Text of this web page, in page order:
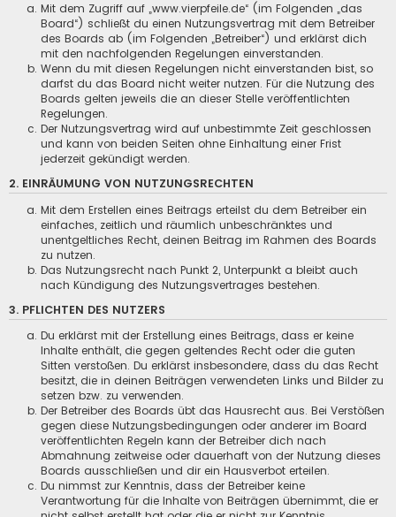
Mit dem Zugriff auf „www.vierpfeile.de“ (im Folgenden „das
Board“) schließt du einen Nutzungsvertrag mit dem Betreiber
des Boards ab (im Folgenden „Betreiber“) und erklärst dich
mit den nachfolgenden Regelungen einverstanden.
Wenn du mit diesen Regelungen nicht einverstanden bist, so
darfst du das Board nicht weiter nutzen. Für die Nutzung des
Boards gelten jeweils die an dieser Stelle veröffentlichten
Regelungen.
Der Nutzungsvertrag wird auf unbestimmte Zeit geschlossen
und kann von beiden Seiten ohne Einhaltung einer Frist
jederzeit gekündigt werden.
2. EINRÄUMUNG VON NUTZUNGSRECHTEN
Mit dem Erstellen eines Beitrags erteilst du dem Betreiber ein
einfaches, zeitlich und räumlich unbeschränktes und
unentgeltliches Recht, deinen Beitrag im Rahmen des Boards
zu nutzen.
Das Nutzungsrecht nach Punkt 2, Unterpunkt a bleibt auch
nach Kündigung des Nutzungsvertrages bestehen.
3. PFLICHTEN DES NUTZERS
Du erklärst mit der Erstellung eines Beitrags, dass er keine
Inhalte enthält, die gegen geltendes Recht oder die guten
Sitten verstoßen. Du erklärst insbesondere, dass du das Recht
besitzt, die in deinen Beiträgen verwendeten Links und Bilder zu
setzen bzw. zu verwenden.
Der Betreiber des Boards übt das Hausrecht aus. Bei Verstößen
gegen diese Nutzungsbedingungen oder anderer im Board
veröffentlichten Regeln kann der Betreiber dich nach
Abmahnung zeitweise oder dauerhaft von der Nutzung dieses
Boards ausschließen und dir ein Hausverbot erteilen.
Du nimmst zur Kenntnis, dass der Betreiber keine
Verantwortung für die Inhalte von Beiträgen übernimmt, die er